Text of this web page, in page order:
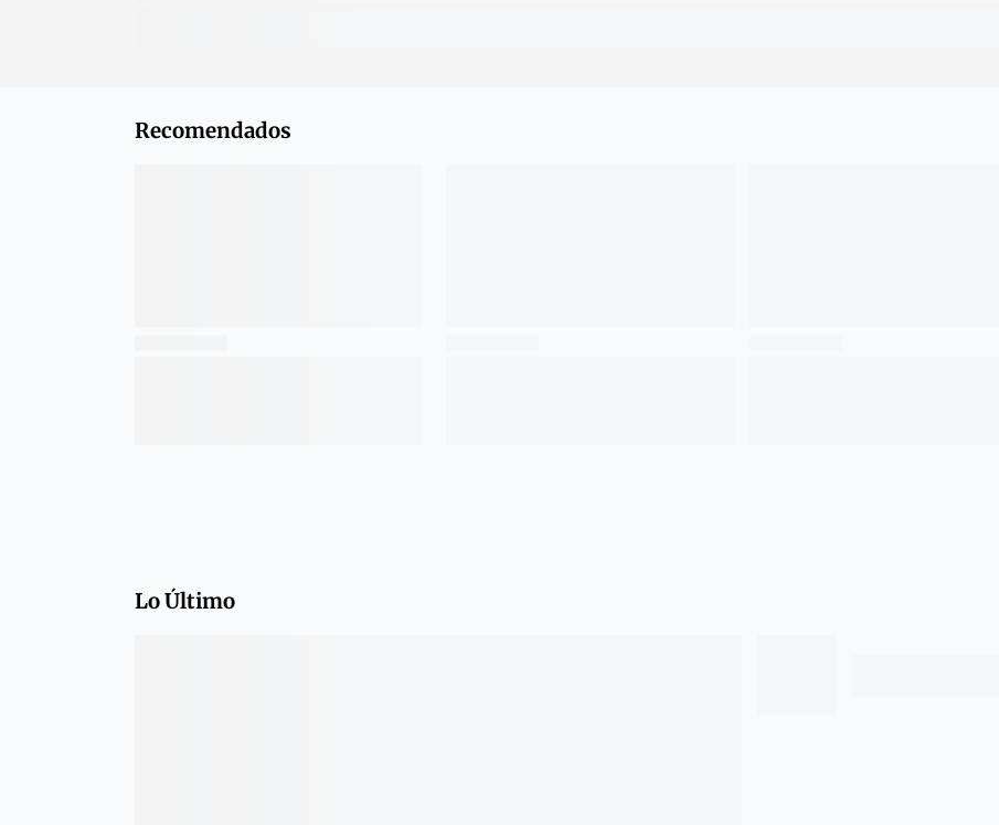
Recomendados
Lo Último